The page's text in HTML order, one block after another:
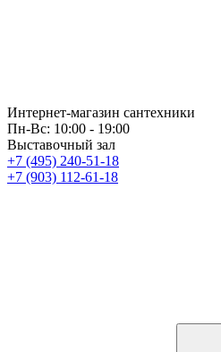
Интернет-магазин сантехники
Пн-Вс: 10:00 - 19:00
Выставочный зал
+7 (495) 240-51-18
+7 (903) 112-61-18